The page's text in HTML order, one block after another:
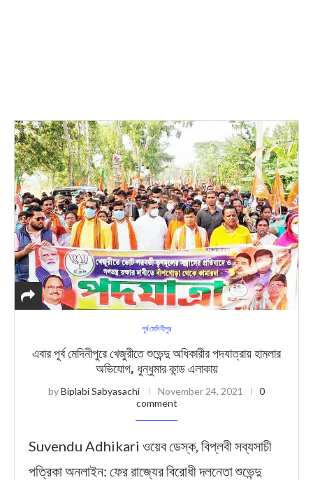
পূর্ব মেদিনীপুর
এবার পূর্ব মেদিনীপুরে খেজুরীতে শুভেন্দু অধিকারীর পদযাত্রায় হামলার
অভিযোগ, ধুন্ধুমার কান্ড এলাকায়
byBiplabi Sabyasachi November 24, 2021
0
comment
Suvendu Adhikari ওয়েব ডেস্ক, বিপ্লবী সব্যসাচী
পত্রিকা অনলাইন: ফের রাজ্যের বিরোধী দলনেতা শুভেন্দু